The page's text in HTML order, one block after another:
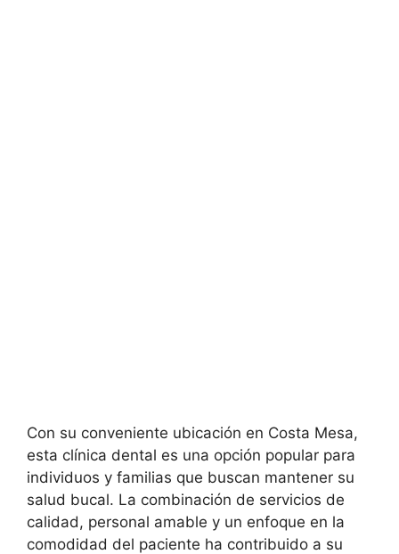
Con su conveniente ubicación en Costa Mesa,
esta clínica dental es una opción popular para
individuos y familias que buscan mantener su
salud bucal. La combinación de servicios de
calidad, personal amable y un enfoque en la
comodidad del paciente ha contribuido a su